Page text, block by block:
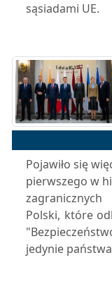
sąsiadami UE.
Pojawiło się
pierwszego w
Polski, które
jedynie